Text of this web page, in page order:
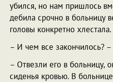
убился, но нам пришлось
дебила срочно в больницу
головы конкретно хлестала.
– И чем все закончилось?
– Отвезли его в больницу,
сиденья кровью. В